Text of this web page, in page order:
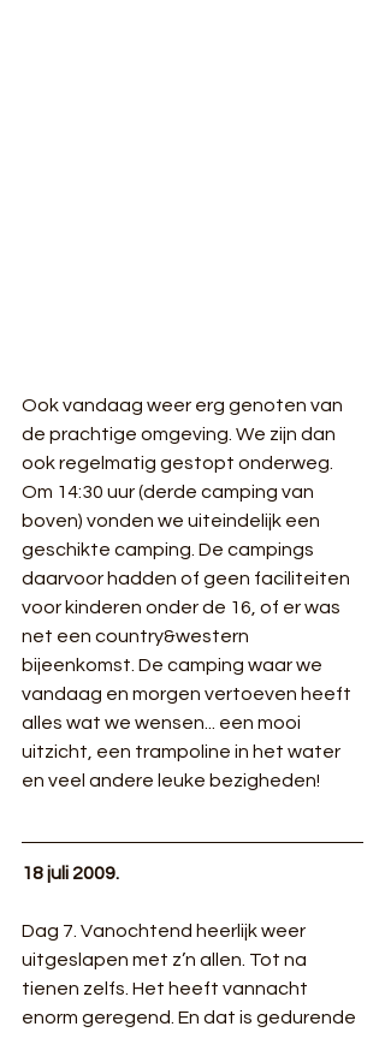
Ook vandaag weer erg genoten van
de prachtige omgeving. We zijn dan
ook regelmatig gestopt onderweg.
Om 14:30 uur (derde camping van
boven) vonden we uiteindelijk een
geschikte camping. De campings
daarvoor hadden of geen faciliteiten
voor kinderen onder de 16, of er was
net een country&western
bijeenkomst. De camping waar we
vandaag en morgen vertoeven heeft
alles wat we wensen... een mooi
uitzicht, een trampoline in het water
en veel andere leuke bezigheden!
18 juli 2009.
Dag 7. Vanochtend heerlijk weer
uitgeslapen met z’n allen. Tot na
tienen zelfs. Het heeft vannacht
enorm geregend. En dat is gedurende